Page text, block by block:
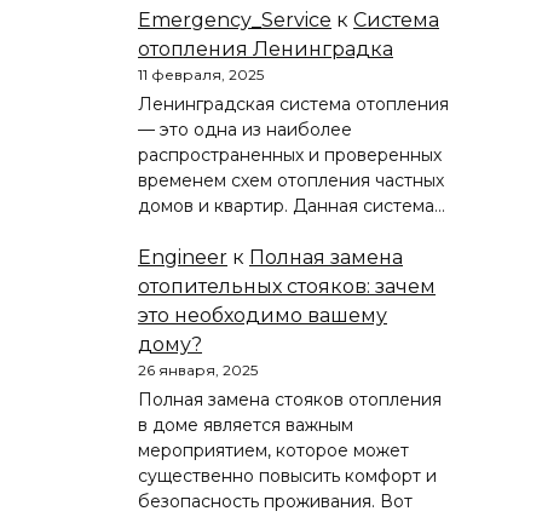
Emergency_Service к Система
отопления Ленинградка
11 февраля, 2025
Ленинградская система отопления
— это одна из наиболее
распространенных и проверенных
временем схем отопления частных
домов и квартир. Данная система…
Engineer к Полная замена
отопительных стояков: зачем
это необходимо вашему
дому?
26 января, 2025
Полная замена стояков отопления
в доме является важным
мероприятием, которое может
существенно повысить комфорт и
безопасность проживания. Вот